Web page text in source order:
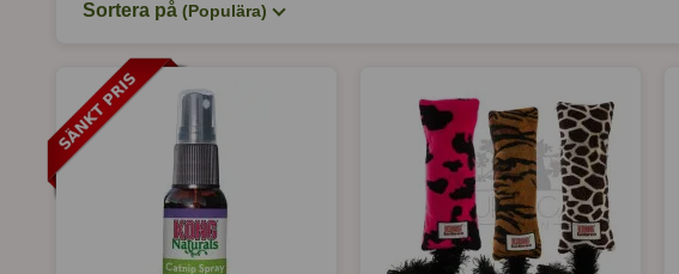
Sortera på (Populära)